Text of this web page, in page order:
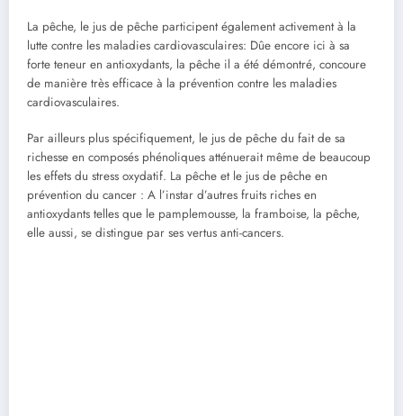
La pêche, le jus de pêche participent également activement à la
lutte contre les maladies cardiovasculaires: Dûe encore ici à sa
forte teneur en antioxydants, la pêche il a été démontré, concoure
de manière très efficace à la prévention contre les maladies
cardiovasculaires.
Par ailleurs plus spécifiquement, le jus de pêche du fait de sa
richesse en composés phénoliques atténuerait même de beaucoup
les effets du stress oxydatif. La pêche et le jus de pêche en
prévention du cancer : A l’instar d’autres fruits riches en
antioxydants telles que le pamplemousse, la framboise, la pêche,
elle aussi, se distingue par ses vertus anti-cancers.